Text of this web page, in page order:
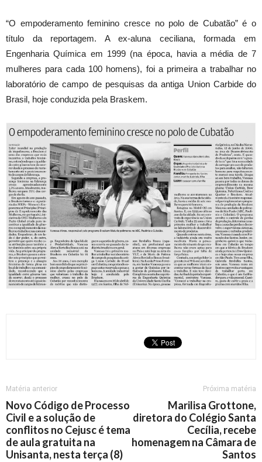
“O empoderamento feminino cresce no polo de Cubatão” é o
título da reportagem. A ex-aluna ceciliana, formada em
Engenharia Química em 1999 (na época, havia a média de 7
mulheres para cada 100 homens), foi a primeira a trabalhar no
laboratório de campo de pesquisas da antiga Union Carbide do
Brasil, hoje conduzida pela Braskem.
Matéria anterior
Novo Código de Processo
Civil e a solução de
conflitos no Cejusc é tema
de aula gratuita na
Unisanta, nesta terça (8)
Próxima matéria
Marilisa Grottone,
diretora do Colégio Santa
Cecília, recebe
homenagem na Câmara de
Santos